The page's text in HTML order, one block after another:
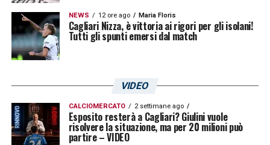
NEWS 12 ore ago Maria Floris
Cagliari Nizza, è vittoria ai rigori per gli isolani!
Tutti gli spunti emersi dal match
VIDEO
CALCIOMERCATO 2 settimane ago
Esposito resterà a Cagliari? Giulini vuole
risolvere la situazione, ma per 20 milioni può
partire – VIDEO